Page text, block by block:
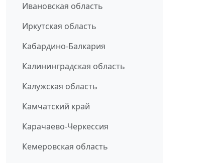
Ивановская область
Иркутская область
Кабардино-Балкария
Калининградская область
Калужская область
Камчатский край
Карачаево-Черкессия
Кемеровская область